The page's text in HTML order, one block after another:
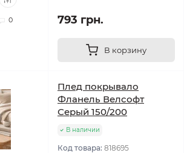
0 793 грн.
В корзину
Плед покрывало
Фланель Велсофт
Серый 150/200
В наличии
Код товара: 818695